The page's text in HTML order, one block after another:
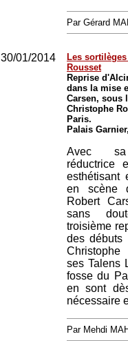
Par Gérard
30/01/2014
Les
Rousset
Reprise
dans la mise
Carsen, sous
Christophe
Paris.
Palais
Avec sa
réductrice
esthétisant
en scène
Robert
sans
troisième
des débuts
ses Talens
fosse du
en sont
nécessaire
Par Mehdi